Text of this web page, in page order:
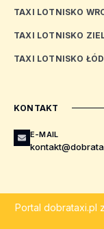
TAXI LOTNISKO
TAXI LOTNISKO
TAXI LOTNISKO
KONTAKT
E-MAIL
Portal dobrataxi.pl